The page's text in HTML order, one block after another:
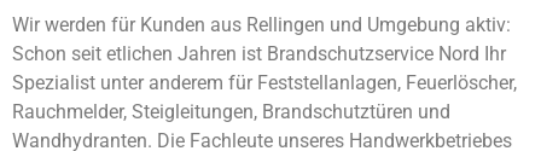
Wir werden für Kunden aus Rellingen und Umgebung aktiv:
Schon seit etlichen Jahren ist Brandschutzservice Nord Ihr
Spezialist unter anderem für Feststellanlagen, Feuerlöscher,
Rauchmelder, Steigleitungen, Brandschutztüren und
Wandhydranten. Die Fachleute unseres Handwerkbetriebes